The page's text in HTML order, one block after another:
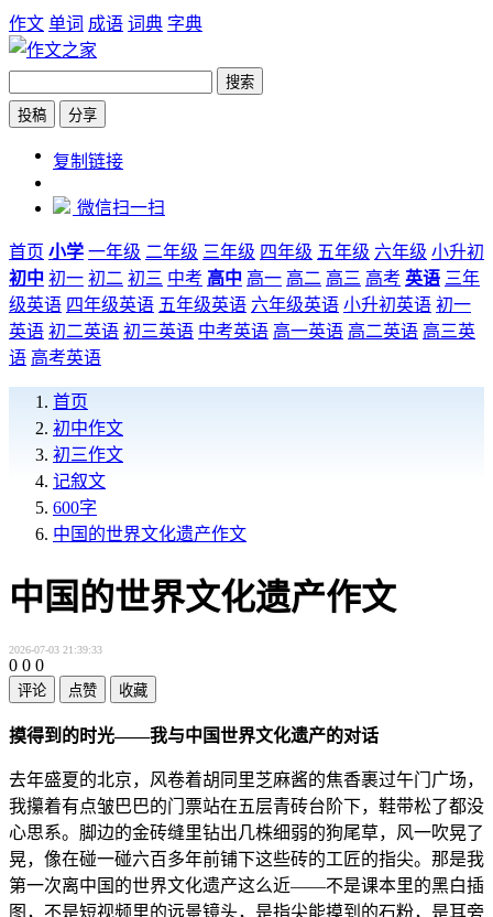
作文 单词 成语 词典 字典
搜索
投稿
分享
https://www.zw6.cn/zuowen/1000117
复制链接
微信扫一扫
首页 小学 一年级 二年级 三年级 四年级 五年级 六年级 小升初
初中 初一 初二 初三 中考 高中 高一 高二 高三 高考 英语 三年
级英语 四年级英语 五年级英语 六年级英语 小升初英语 初一
英语 初二英语 初三英语 中考英语 高一英语 高二英语 高三英
语 高考英语
首页
初中作文
初三作文
记叙文
600字
中国的世界文化遗产作文
中国的世界文化遗产作文
2026-07-03 21:39:33
0 0 0
评论 点赞 收藏
摸得到的时光——我与中国世界文化遗产的对话
去年盛夏的北京，风卷着胡同里芝麻酱的焦香裹过午门广场，
我攥着有点皱巴巴的门票站在五层青砖台阶下，鞋带松了都没
心思系。脚边的金砖缝里钻出几株细弱的狗尾草，风一吹晃了
晃，像在碰一碰六百多年前铺下这些砖的工匠的指尖。那是我
第一次离中国的世界文化遗产这么近——不是课本里的黑白插
图，不是短视频里的远景镜头，是指尖能摸到的石粉，是耳旁